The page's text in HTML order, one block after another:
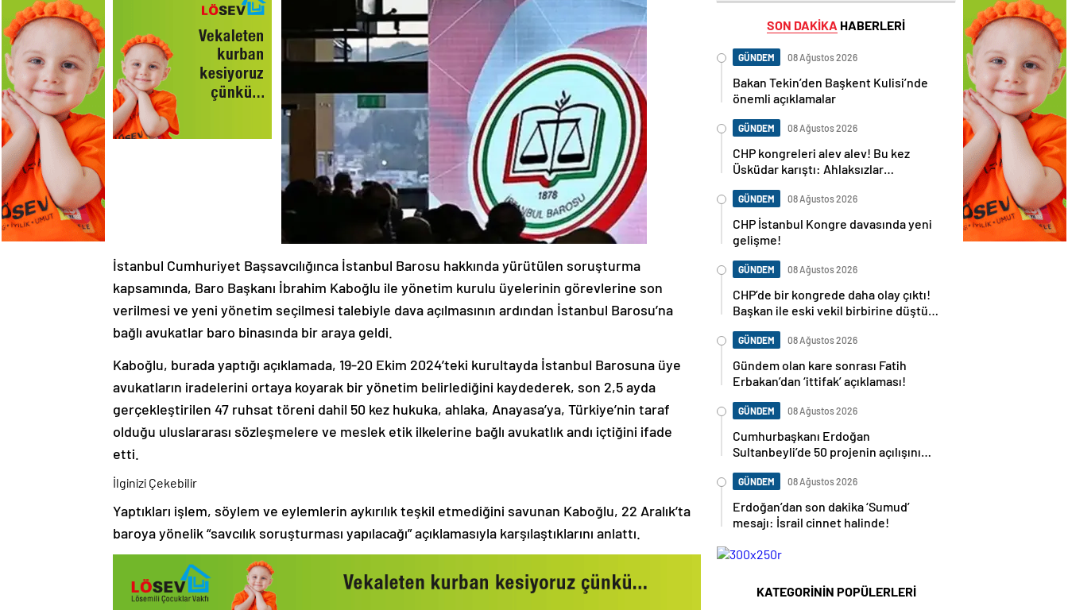
İstanbul Cumhuriyet Başsavcılığınca İstanbul Barosu hakkında yürütülen soruşturma
kapsamında, Baro Başkanı İbrahim Kaboğlu ile yönetim kurulu üyelerinin görevlerine son
verilmesi ve yeni yönetim seçilmesi talebiyle dava açılmasının ardından İstanbul Barosu’na
bağlı avukatlar baro binasında bir araya geldi.
Kaboğlu, burada yaptığı açıklamada, 19-20 Ekim 2024’teki kurultayda İstanbul Barosuna üye
avukatların iradelerini ortaya koyarak bir yönetim belirlediğini kaydederek, son 2,5 ayda
gerçekleştirilen 47 ruhsat töreni dahil 50 kez hukuka, ahlaka, Anayasa’ya, Türkiye’nin taraf
olduğu uluslararası sözleşmelere ve meslek etik ilkelerine bağlı avukatlık andı içtiğini ifade
etti.
İlginizi Çekebilir
Yaptıkları işlem, söylem ve eylemlerin aykırılık teşkil etmediğini savunan Kaboğlu, 22 Aralık’ta
baroya yönelik “savcılık soruşturması yapılacağı” açıklamasıyla karşılaştıklarını anlattı.
SON DAKİKA HABERLERİ
GÜNDEM 08 Ağustos 2026
Bakan Tekin’den Başkent Kulisi’nde
önemli açıklamalar
GÜNDEM 08 Ağustos 2026
CHP kongreleri alev alev! Bu kez
Üsküdar karıştı: Ahlaksızlar…
GÜNDEM 08 Ağustos 2026
CHP İstanbul Kongre davasında yeni
gelişme!
GÜNDEM 08 Ağustos 2026
CHP’de bir kongrede daha olay çıktı!
Başkan ile eski vekil birbirine düştü…
GÜNDEM 08 Ağustos 2026
Gündem olan kare sonrası Fatih
Erbakan’dan ‘ittifak’ açıklaması!
GÜNDEM 08 Ağustos 2026
Cumhurbaşkanı Erdoğan
Sultanbeyli’de 50 projenin açılışını
GÜNDEM 08 Ağustos 2026
Erdoğan’dan son dakika ‘Sumud’
mesajı: İsrail cinnet halinde!
KATEGORİNİN POPÜLERLERİ